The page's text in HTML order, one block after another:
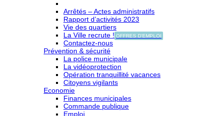
Arrêtés – Actes administratifs
Rapport d’activités 2023
Vie des quartiers
La Ville recrute ! OFFRES D'EMPLOI
Contactez-nous
Prévention & sécurité
La police municipale
La vidéoprotection
Opération tranquillité vacances
Citoyens vigilants
Economie
Finances municipales
Commande publique
Emploi